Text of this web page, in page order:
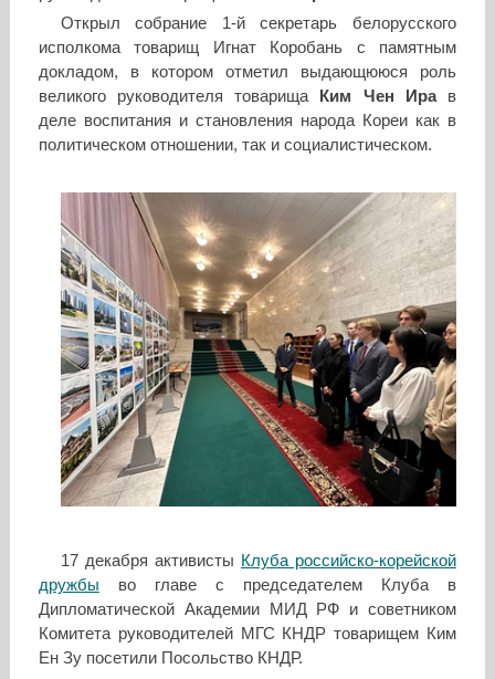
Открыл собрание 1-й секретарь белорусского
исполкома товарищ Игнат Коробань с памятным
докладом, в котором отметил выдающююся роль
великого руководителя товарища
Ким Чен Ира в
деле воспитания и становления народа Кореи как в
политическом отношении, так и социалистическом.
17 декабря активисты Клуба российско-корейской
дружбы во главе с председателем Клуба в
Дипломатической Академии МИД РФ и советником
Комитета руководителей МГС КНДР товарищем Ким
Ен Зу посетили Посольство КНДР.